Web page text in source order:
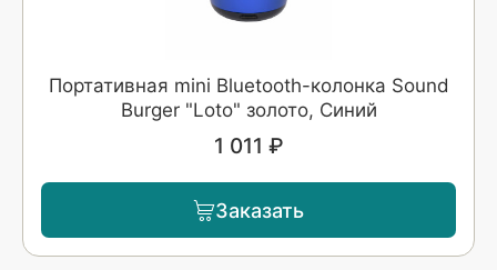
Портативная mini Bluetooth-колонка Sound
Burger "Loto" золото, Синий
1 011 ₽
Заказать